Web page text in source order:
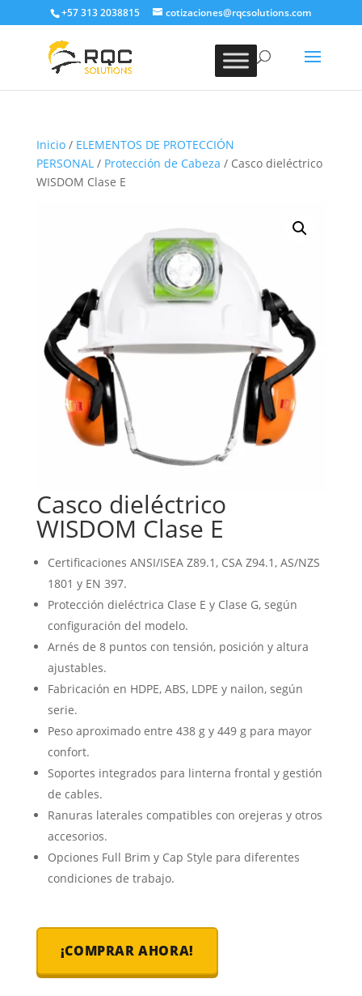
+57 313 2038815 cotizaciones@rqcsolutions.com
Inicio/ ELEMENTOS DE PROTECCIÓN
PERSONAL/ Protección de Cabeza / Casco dieléctrico
WISDOM Clase E
Casco dieléctrico
WISDOM Clase E
Certificaciones ANSI/ISEA Z89.1, CSA Z94.1, AS/NZS
1801 y EN 397.
Protección dieléctrica Clase E y Clase G, según
configuración del modelo.
Arnés de 8 puntos con tensión, posición y altura
ajustables.
Fabricación en HDPE, ABS, LDPE y nailon, según
serie.
Peso aproximado entre 438 g y 449 g para mayor
confort.
Soportes integrados para linterna frontal y gestión
de cables.
Ranuras laterales compatibles con orejeras y otros
accesorios.
Opciones Full Brim y Cap Style para diferentes
condiciones de trabajo.
¡COMPRAR AHORA!